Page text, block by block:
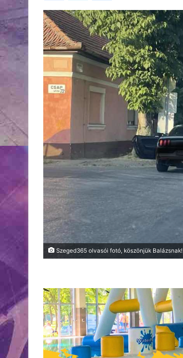
Szeged365 olvasói fotó, köszönjük Balázsnak!